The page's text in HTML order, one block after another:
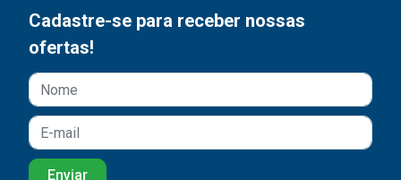
Cadastre-se para receber nossas
ofertas!